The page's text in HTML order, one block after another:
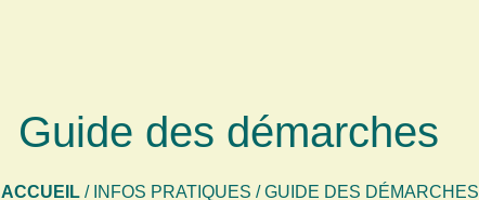
Guide des démarches
ACCUEIL/ INFOS PRATIQUES /GUIDE DES DÉMARCHES